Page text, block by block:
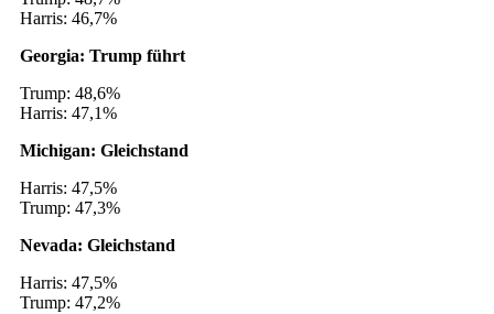
Harris: 46,7%
Georgia: Trump führt
Trump: 48,6%
Harris: 47,1%
Michigan: Gleichstand
Harris: 47,5%
Trump: 47,3%
Nevada: Gleichstand
Harris: 47,5%
Trump: 47,2%